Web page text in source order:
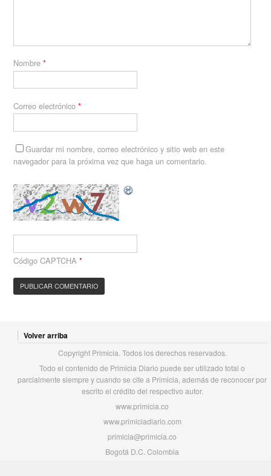
Nombre*
Correo electrónico*
Guardar mi nombre, correo electrónico y sitio web en este
navegador para la próxima vez que haga un comentario.
Código CAPTCHA *
Volver arriba
Copyright Primicia. Todos los derechos reservados.
Todo el contenido de Primicia Diario puede ser utilizado total o
parcialmente siempre y cuando se cite a Primicia, además de reconocer por
escrito el crédito del respectivo autor.
www.primicia.co
www.primiciadiario.com
primicia@primicia.co
Bogotá D.C. Colombia